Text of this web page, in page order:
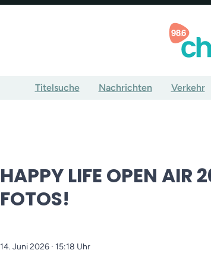
Titelsuche Nachrichten Verkehr
HAPPY LIFE OPEN AIR
FOTOS!
14. Juni 2026 · 15:18 Uhr